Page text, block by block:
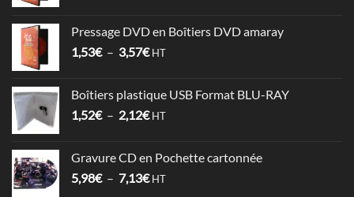
6,78€
à
Pressage DVD en Boîtiers DVD amaray
1,53€ – 3,57€Plage
1,53€
à
HT
Boîtiers plastique USB Format BLU-RAY
1,52€ – 2,12€Plage
1,52€
à
HT
Gravure CD en Pochette cartonnée
5,98€ – 7,13€Plage
HT